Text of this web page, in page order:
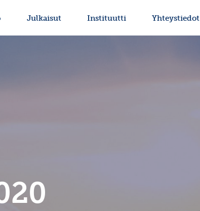
Julkaisut Instituutti Yhteystiedot